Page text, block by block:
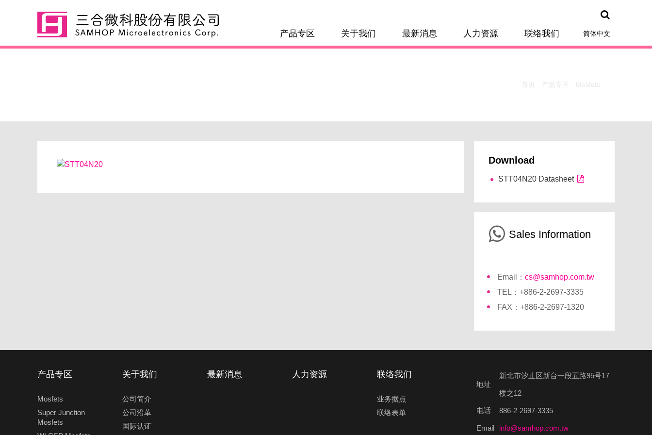
产品专区 关于我们 最新消息 人力资源 联络我们 简体中文
首页 产品专区 Mosfets
Download
STT04N20 Datasheet
Sales Information
Email： cs@samhop.com.tw
TEL：+886-2-2697-3335
FAX：+886-2-2697-1320
产品专区
Mosfets
Super Junction
Mosfets
关于我们
公司简介
公司沿革
国际认证
最新消息 人力资源 联络我们
业务据点
联络表单
地址
新北市汐止区新台一段五路95号17
楼之12
电话 886-2-2697-3335
Email info@samhop.com.tw